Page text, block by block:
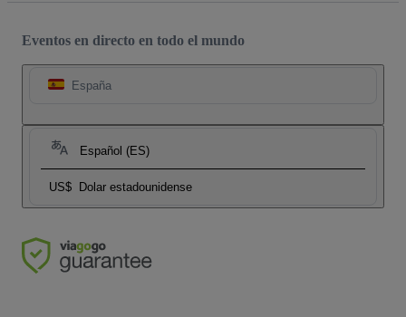
Eventos en directo en todo el mundo
España
Español (ES)
US$ Dolar estadounidense